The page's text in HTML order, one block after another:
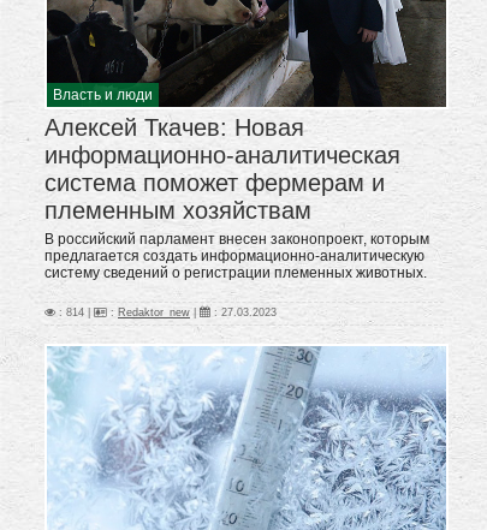
Власть и люди
Алексей Ткачев: Новая
информационно-аналитическая
система поможет фермерам и
племенным хозяйствам
В российский парламент внесен законопроект, которым
предлагается создать информационно-аналитическую
систему сведений о регистрации племенных животных.
: 814 | : Redaktor_new : 27.03.2023